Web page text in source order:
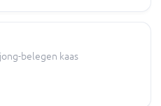
belegen kaas